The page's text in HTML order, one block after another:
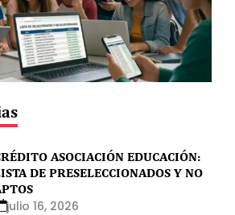
ASOCIACIÓN EDUCACIÓN:
DE PRESELECCIONADOS Y NO
julio 16, 2026